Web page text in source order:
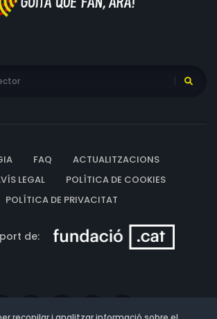
FAQ
ACTUALITZACIONS
LEGAL
POLÍTICA DE COOKIES
POLÍTICA DE PRIVACITAT
de: